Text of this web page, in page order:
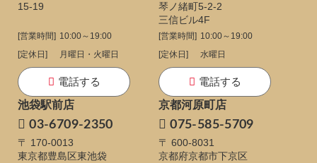
15-19
[営業時間] 10:00～19:00
[定休日]
月曜日・火曜日
電話する
琴ノ緒町5-2-2
三信ビル4F
[営業時間] 10:00～19:00
[定休日]
水曜日
電話する
池袋駅前店
03-6709-2350
〒 170-0013
東京都豊島区東池袋
京都河原町店
075-585-5709
〒 600-8031
京都府京都市下京区